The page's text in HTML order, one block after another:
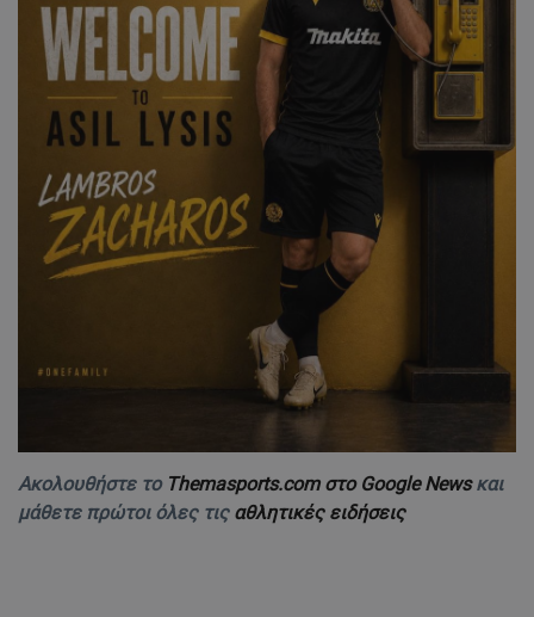
Ακολουθήστε το Themasports.com στο Google Newsκαι
μάθετε πρώτοι όλες τις αθλητικές ειδήσεις